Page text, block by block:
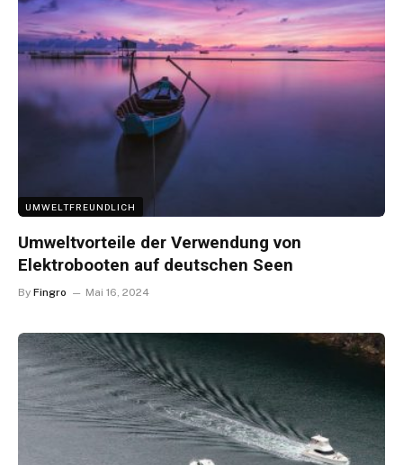
UMWELTFREUNDLICH
Umweltvorteile der Verwendung von
Elektrobooten auf deutschen Seen
By Fingro Mai 16, 2024